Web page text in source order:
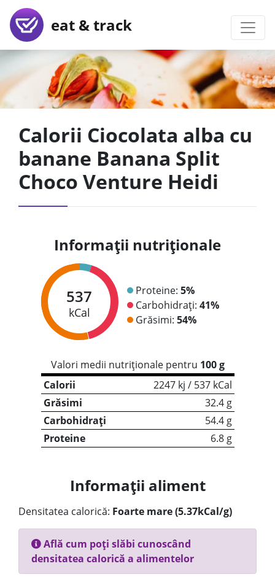
eat & track
Calorii Ciocolata alba cu
banane Banana Split
Choco Venture Heidi
Informații nutriționale
537
kCal
Proteine: 5%
Carbohidrați: 41%
Grăsimi: 54%
Valori medii nutriționale pentru 100 g
Calorii
2247 kj / 537 kCal
Grăsimi
32.4 g
Carbohidrați
54.4 g
Proteine
6.8 g
Informații aliment
Densitatea calorică: Foarte mare (5.37kCal/g)
Află cum poți slăbi cunoscând
densitatea calorică a alimentelor